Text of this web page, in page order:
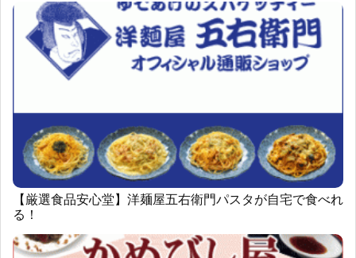
【厳選食品安心堂】洋麺屋五右衛門パスタが自宅で食べれ
る！